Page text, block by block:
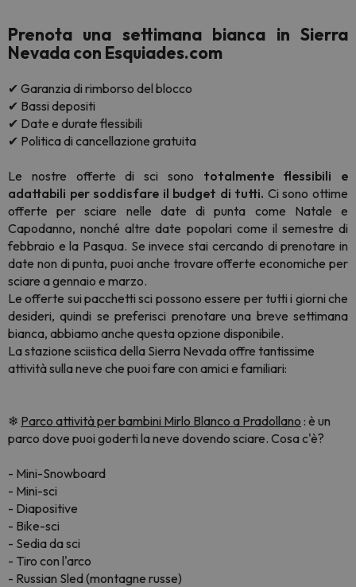
Prenota una settimana bianca in Sierra
Nevada con Esquiades.com
✔ Garanzia di rimborso del blocco
✔ Bassi depositi
✔ Date e durate flessibili
✔ Politica di cancellazione gratuita
Le nostre offerte di sci sono totalmente flessibili e
adattabili per soddisfare il budget di tutti. Ci sono ottime
offerte per sciare nelle date di punta come Natale e
Capodanno, nonché altre date popolari come il semestre di
febbraio e la Pasqua. Se invece stai cercando di prenotare in
date non di punta, puoi anche trovare offerte economiche per
sciare a gennaio e marzo.
Le offerte sui pacchetti sci possono essere per tutti i giorni che
desideri, quindi se preferisci prenotare una breve settimana
bianca, abbiamo anche questa opzione disponibile.
La stazione sciistica della Sierra Nevada offre tantissime
attività sulla neve che puoi fare con amici e familiari:
❄ Parco attività per bambini Mirlo Blanco a Pradollano : è un
parco dove puoi goderti la neve dovendo sciare. Cosa c'è?
- Mini-Snowboard
- Mini-sci
- Diapositive
- Bike-sci
- Sedia da sci
- Tiro con l'arco
- Russian Sled (montagne russe)